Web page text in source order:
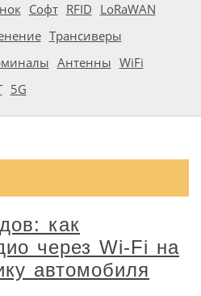
Софт RFID LoRaWAN
Трансиверы
Антенны WiFi
5G
как
через Wi-Fi на
автомобиля